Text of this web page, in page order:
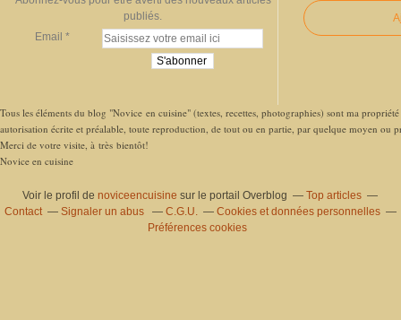
publiés.
Email
Tous les éléments du blog "Novice en cuisine" (textes, recettes, photographies) sont ma
autorisation écrite et préalable, toute reproduction, de tout ou en partie, par quelque moyen ou
Merci de votre visite, à très bientôt!
Novice en cuisine
Voir le profil denoviceencuisine sur le portail Overblog
Top articles
Contact
Signaler un abus C.G.U.
Cookies et données personnelles
Préférences cookies